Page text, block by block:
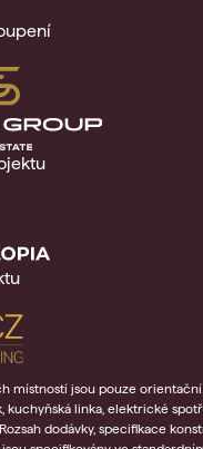
místností jsou pouze
kuchyňská linka, elektrické
dodávky, specifikace